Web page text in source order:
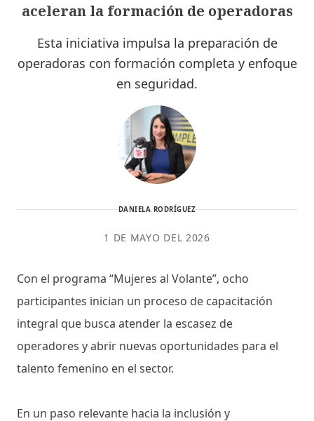
aceleran la formación de operadoras
Esta iniciativa impulsa la preparación de
operadoras con formación completa y enfoque
en seguridad.
DANIELA RODRÍGUEZ
1 DE MAYO DEL 2026
Con el programa “Mujeres al Volante”, ocho
participantes inician un proceso de capacitación
integral que busca atender la escasez de
operadores y abrir nuevas oportunidades para el
talento femenino en el sector.
En un paso relevante hacia la inclusión y